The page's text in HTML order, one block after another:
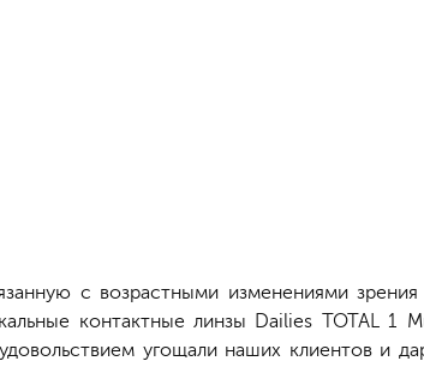
с возрастными изменениями
контактные линзы Dailies TOTAL 1
угощали наших клиентов и